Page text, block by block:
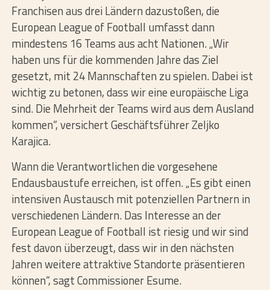
Franchisen aus drei Ländern dazustoßen, die
European League of Football umfasst dann
mindestens 16 Teams aus acht Nationen. „Wir
haben uns für die kommenden Jahre das Ziel
gesetzt, mit 24 Mannschaften zu spielen. Dabei ist
wichtig zu betonen, dass wir eine europäische Liga
sind. Die Mehrheit der Teams wird aus dem Ausland
kommen“, versichert Geschäftsführer Zeljko
Karajica.
Wann die Verantwortlichen die vorgesehene
Endausbaustufe erreichen, ist offen. „Es gibt einen
intensiven Austausch mit potenziellen Partnern in
verschiedenen Ländern. Das Interesse an der
European League of Football ist riesig und wir sind
fest davon überzeugt, dass wir in den nächsten
Jahren weitere attraktive Standorte präsentieren
können“, sagt Commissioner Esume.